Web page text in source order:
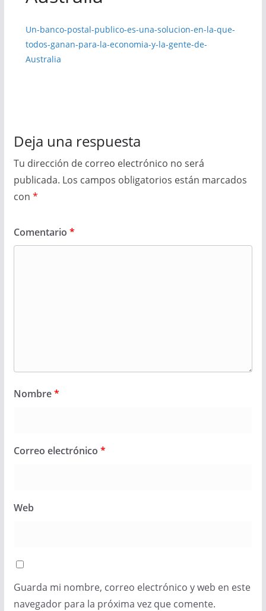
Un-banco-postal-publico-es-una-solucion-en-la-que-
todos-ganan-para-la-economia-y-la-gente-de-
Australia
Deja una respuesta
Tu dirección de correo electrónico no será
publicada. Los campos obligatorios están marcados
con *
Comentario *
Nombre*
Correo electrónico *
Web
Guarda mi nombre, correo electrónico y web en este
navegador para la próxima vez que comente.